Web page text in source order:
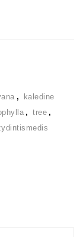
,
kaledine
, tree ,